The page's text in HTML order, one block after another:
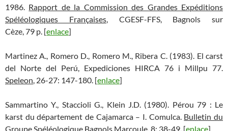
1986. Rapport de la Commission des Grandes Expéditions
Spéléologiques Françaises, CGESF-FFS, Bagnols sur
Cèze, 79 p. [enlace]
Martinez A., Romero D., Romero M., Ribera C. (1983). El carst
del Norte del Perú, Expediciones HIRCA 76 i Millpu 77.
Speleon, 26-27: 147-180. [enlace]
Sammartino Y., Staccioli G., Klein J.D. (1980). Pérou 79 : Le
karst du département de Cajamarca – I. Comulca. Bulletin du
Groupe Spéléologique Bagnols Marcoule, 8: 38-49. [enlace]